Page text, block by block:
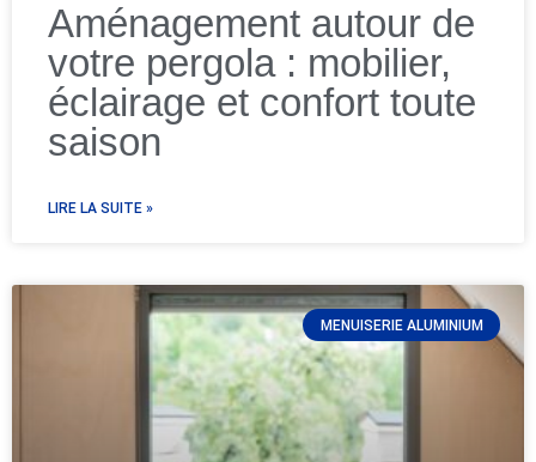
Aménagement autour de
votre pergola : mobilier,
éclairage et confort toute
saison
LIRE LA SUITE »
MENUISERIE ALUMINIUM